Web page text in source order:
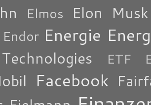
Elmos
Elon Musk
Endor Energie
ETF
Facebook